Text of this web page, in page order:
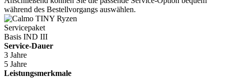
Software-Tool EXTRA System Check (ESC) zur proaktiven
Hardwareüberprüfung
+
Vorhaltung von Ersatzteilen
+
technischer Support mit proaktiver Remote-Unterstützung
Auswählen
Weitere Informationen zu all unseren Servicepaketen